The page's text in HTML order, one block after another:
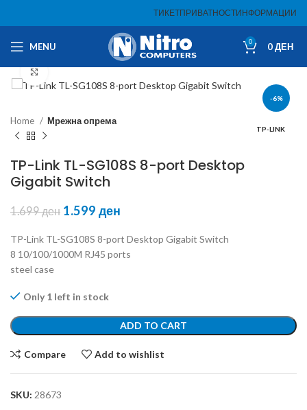
ТИКЕТПРИВАТНОСТИНФОРМАЦИИ
MENU 0 0ДЕН
-6%
TP-LINK
Home Мрежна опрема
TP-Link TL-SG108S 8-port Desktop
Gigabit Switch
1.699ден 1.599 ден
TP-Link TL-SG108S 8-port Desktop Gigabit Switch
8 10/100/1000M RJ45 ports
steel case
Only 1 left in stock
ADD TO CART
Compare Add to wishlist
SKU: 28673